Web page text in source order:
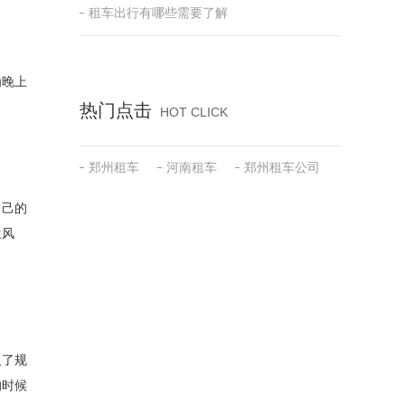
上
的
规
候
租车出行有哪些需要了解
热门点击 HOT CLICK
郑州租车 河南租车 郑州租车公司